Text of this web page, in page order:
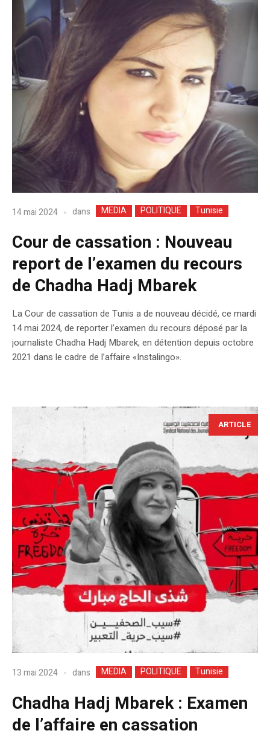
14 mai 2024 dans MEDIA POLITIQUE Tunisie
Cour de cassation : Nouveau
report de l’examen du recours
de Chadha Hadj Mbarek
La Cour de cassation de Tunis a de nouveau décidé, ce mardi
14 mai 2024, de reporter l’examen du recours déposé par la
journaliste Chadha Hadj Mbarek, en détention depuis octobre
2021 dans le cadre de l’affaire «Instalingo».
ARTICLE
13 mai 2024 dans MEDIA POLITIQUE Tunisie
Chadha Hadj Mbarek : Examen
de l’affaire en cassation